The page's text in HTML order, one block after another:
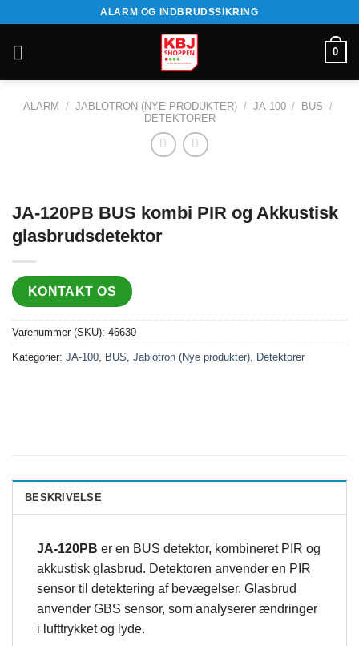
indhold
ALARM OG INDBRUDSSIKRING
0
ALARM / JABLOTRON (NYE PRODUKTER) / JA-100 / BUS /
DETEKTORER
JA-120PB BUS kombi PIR og Akkustisk
glasbrudsdetektor
KONTAKT OS
Varenummer (SKU): 46630
Kategorier: JA-100 BUS Jablotron (Nye produkter) Detektorer
BESKRIVELSE
JA-120PB er en BUS detektor, kombineret PIR og
akkustisk glasbrud. Detektoren anvender en PIR
sensor til detektering af bevægelser. Glasbrud
anvender GBS sensor, som analyserer ændringer
i lufttrykket og lyde.